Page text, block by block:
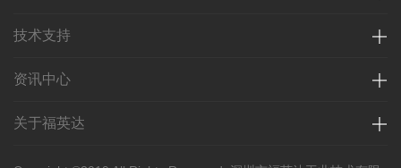
技术支持
资讯中心
关于福英达